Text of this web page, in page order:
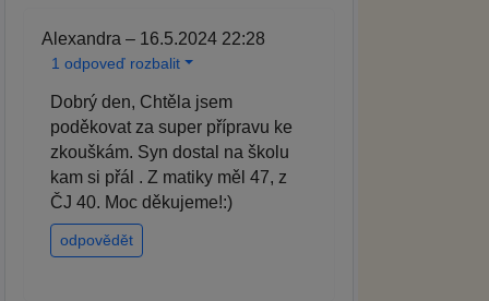
Alexandra – 16.5.2024 22:28
1 odpoveď rozbalit
Dobrý den, Chtěla jsem
poděkovat za super přípravu ke
zkouškám. Syn dostal na školu
kam si přál . Z matiky měl 47, z
ČJ 40. Moc děkujeme!:)
odpovědět